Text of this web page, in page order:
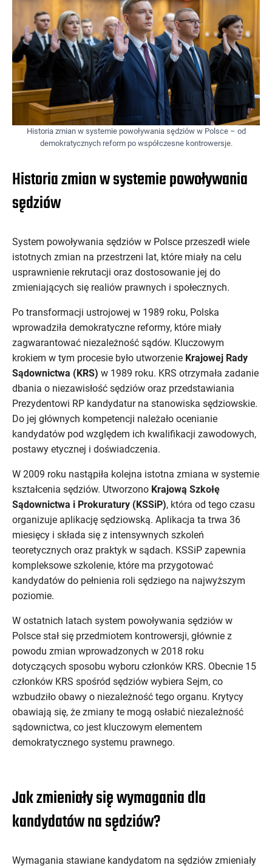
Historia zmian w systemie powoływania sędziów w Polsce – od
demokratycznych reform po współczesne kontrowersje.
Historia zmian w systemie powoływania
sędziów
System powoływania sędziów w Polsce przeszedł wiele
istotnych zmian na przestrzeni lat, które miały na celu
usprawnienie rekrutacji oraz dostosowanie jej do
zmieniających się realiów prawnych i społecznych.
Po transformacji ustrojowej w 1989 roku, Polska
wprowadziła demokratyczne reformy, które miały
zagwarantować niezależność sądów. Kluczowym
krokiem w tym procesie było utworzenie Krajowej Rady
Sądownictwa (KRS) w 1989 roku. KRS otrzymała zadanie
dbania o niezawisłość sędziów oraz przedstawiania
Prezydentowi RP kandydatur na stanowiska sędziowskie.
Do jej głównych kompetencji należało ocenianie
kandydatów pod względem ich kwalifikacji zawodowych,
postawy etycznej i doświadczenia.
W 2009 roku nastąpiła kolejna istotna zmiana w systemie
kształcenia sędziów. Utworzono Krajową Szkołę
Sądownictwa i Prokuratury (KSSiP), która od tego czasu
organizuje aplikację sędziowską. Aplikacja ta trwa 36
miesięcy i składa się z intensywnych szkoleń
teoretycznych oraz praktyk w sądach. KSSiP zapewnia
kompleksowe szkolenie, które ma przygotować
kandydatów do pełnienia roli sędziego na najwyższym
poziomie.
W ostatnich latach system powoływania sędziów w
Polsce stał się przedmiotem kontrowersji, głównie z
powodu zmian wprowadzonych w 2018 roku
dotyczących sposobu wyboru członków KRS. Obecnie 15
członków KRS spośród sędziów wybiera Sejm, co
wzbudziło obawy o niezależność tego organu. Krytycy
obawiają się, że zmiany te mogą osłabić niezależność
sądownictwa, co jest kluczowym elementem
demokratycznego systemu prawnego.
Jak zmieniały się wymagania dla
kandydatów na sędziów?
Wymagania stawiane kandydatom na sędziów zmieniały